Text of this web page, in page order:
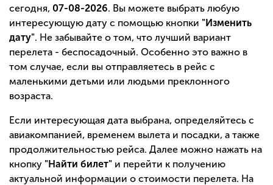
сегодня, 07-08-2026. Вы можете выбрать любую
интересующую дату с помощью кнопки "Изменить
дату". Не забывайте о том, что лучший вариант
перелета - беспосадочный. Особенно это важно в
том случае, если вы отправляетесь в рейс с
маленькими детьми или людьми преклонного
возраста.
Если интересующая дата выбрана, определяйтесь с
авиакомпанией, временем вылета и посадки, а также
продолжительностью рейса. Далее можно нажать на
кнопку "Найти билет" и перейти к получению
актуальной информации о стоимости перелета. На